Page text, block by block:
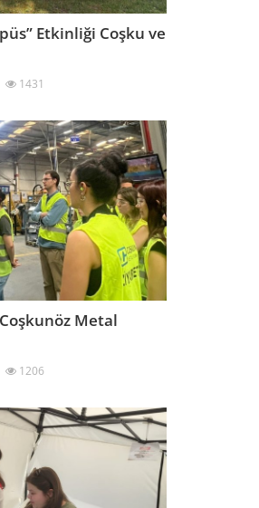
Etkinliği Coşku ve
1431
Metal
1206